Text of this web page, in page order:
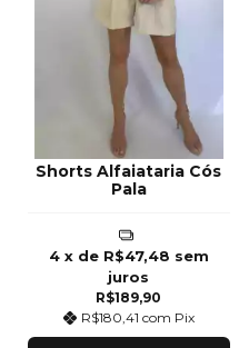
Shorts Alfaiataria Cós
Pala
R$189,90
R$180,41 com Pix
4 x de R$47,48 sem
juros